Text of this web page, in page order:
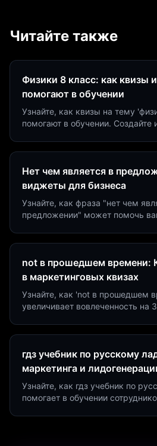
Читайте также
Физики 8 класс: как квизы
помогают в обучении
Узнайте, как квизы на тему
помогают в обучении. Создайте
Нет чем является в
виджеты для бизнеса
Узнайте, как фраза "нет чем
предложении" может помочь
not в прошедшем времени:
в маркетинговых квизах
Узнайте, как 'not в прошедшем
увеличивает вовлеченность на
гдз учебник по русскому
маркетинга и
Узнайте, как гдз учебник по
помогает в обучении